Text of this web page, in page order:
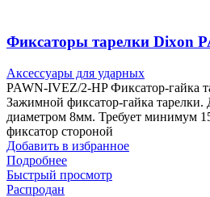
Фиксаторы тарелки Dixon
Аксессуары для ударных
PAWN-IVEZ/2-HP Фиксатор-гайка
Зажимной фиксатор-гайка тарелки.
диаметром 8мм. Требует минимум
фиксатор стороной
Добавить в избранное
Подробнее
Быстрый просмотр
Распродан